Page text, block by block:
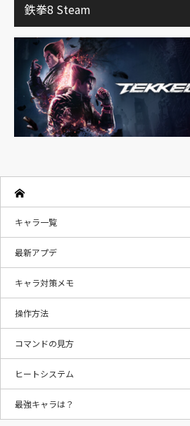
鉄拳8 Steam
キャラ一覧
最新アプデ
キャラ対策メモ
操作方法
コマンドの見方
ヒートシステム
最強キャラは？